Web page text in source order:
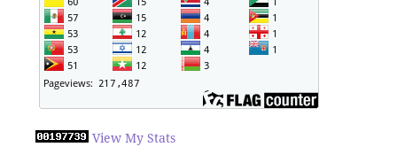
View My Stats